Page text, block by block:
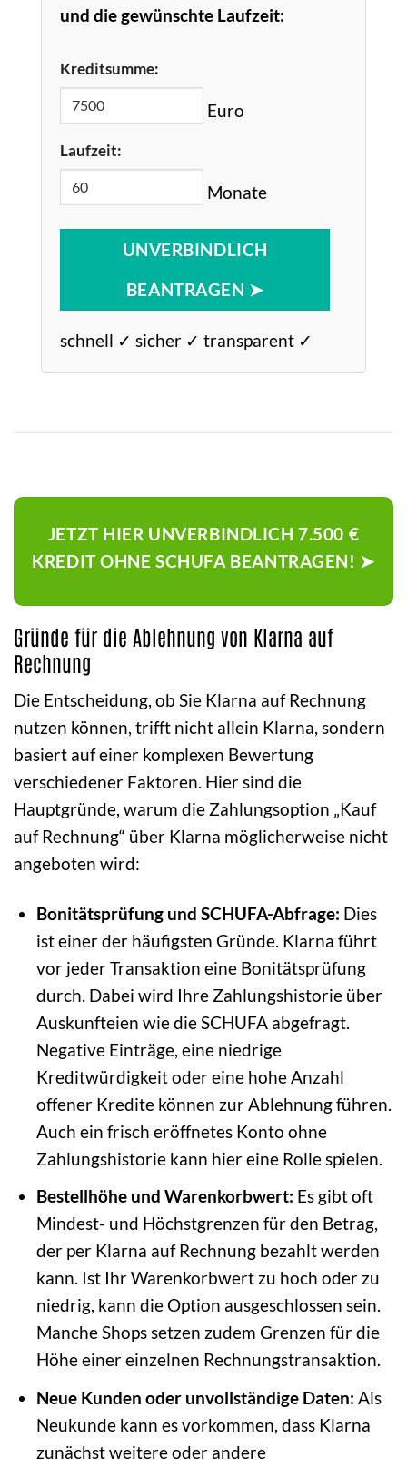
und die gewünschte Laufzeit:
Kreditsumme:
Euro
Laufzeit:
Monate
UNVERBINDLICH
BEANTRAGEN ➤
schnell ✓ sicher ✓ transparent ✓
JETZT HIER UNVERBINDLICH 7.500 €
KREDIT OHNE SCHUFA BEANTRAGEN! ➤
Gründe für die Ablehnung von Klarna auf
Rechnung
Die Entscheidung, ob Sie Klarna auf Rechnung
nutzen können, trifft nicht allein Klarna, sondern
basiert auf einer komplexen Bewertung
verschiedener Faktoren. Hier sind die
Hauptgründe, warum die Zahlungsoption „Kauf
auf Rechnung“ über Klarna möglicherweise nicht
angeboten wird:
Bonitätsprüfung und SCHUFA-Abfrage: Dies
ist einer der häufigsten Gründe. Klarna führt
vor jeder Transaktion eine Bonitätsprüfung
durch. Dabei wird Ihre Zahlungshistorie über
Auskunfteien wie die SCHUFA abgefragt.
Negative Einträge, eine niedrige
Kreditwürdigkeit oder eine hohe Anzahl
offener Kredite können zur Ablehnung führen.
Auch ein frisch eröffnetes Konto ohne
Zahlungshistorie kann hier eine Rolle spielen.
Bestellhöhe und Warenkorbwert: Es gibt oft
Mindest- und Höchstgrenzen für den Betrag,
der per Klarna auf Rechnung bezahlt werden
kann. Ist Ihr Warenkorbwert zu hoch oder zu
niedrig, kann die Option ausgeschlossen sein.
Manche Shops setzen zudem Grenzen für die
Höhe einer einzelnen Rechnungstransaktion.
Neue Kunden oder unvollständige Daten: Als
Neukunde kann es vorkommen, dass Klarna
zunächst weitere oder andere